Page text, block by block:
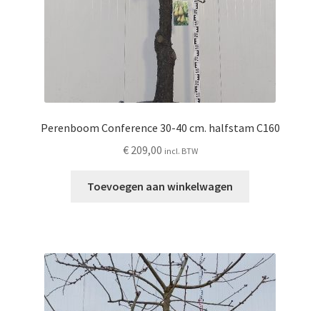
Perenboom Conference 30-40 cm. halfstam C160
€209,00 incl. BTW
Toevoegen aan winkelwagen